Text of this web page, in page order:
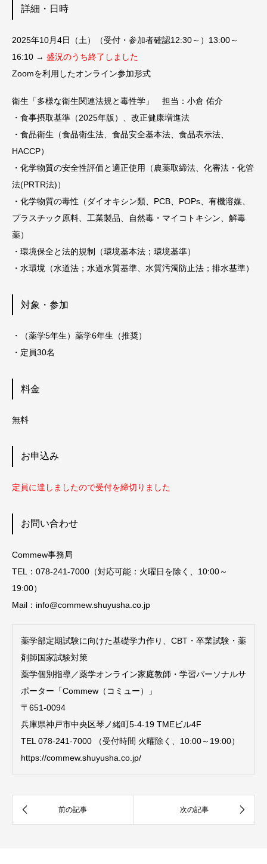
詳細・日時
2025年10月4日（土）（受付・参加者確認12:30～）13:00～
16:10 → 盛況のうち終了しました
Zoomを利用したオンライン参加形式
衛生「多様な衛生関連法規と毒性学」 担当：小倉 佑介
・食事摂取基準（2025年版）、改正健康増進法
・食品衛生（食品衛生法、食品安全基本法、食品表示法、
HACCP）
・化学物質の安全性評価と適正使用（農薬取締法、化審法・化管
法(PRTR法)）
・化学物質の毒性（ダイオキシン類、PCB、POPs、有機溶媒、
プラスチック原料、工業製品、自然毒・マイコトキシン、解毒
薬）
・環境保全と法的規制（環境基本法；環境基準）
・水環境（水道法；水道水質基準、水質汚濁防止法；排水基準）
対象・参加
・（薬学5年生）薬学6年生（推奨）
・定員30名
料金
無料
お申込み
定員に達しましたので受付を締切りました
お問い合わせ
Commew事務局
TEL：‪078-241-7000‬（対応可能：火曜日を除く、‪10:00～
19:00‬）
Mail：info@‪commew.shuyusha.co.jp‬
薬学部定期試験に向けた基礎学力作り、CBT・卒業試験・薬
剤師国家試験対策
薬学個別指導／薬学オンライン家庭教師・学習パーソナルサ
ポーター「Commew（コミュー）」
〒651-0094
兵庫県神戸市中央区琴ノ緒町5-4-19 TMEビル4F
TEL 078-241-7000 （受付時間 火曜除く、10:00～19:00）
https://commew.shuyusha.co.jp/